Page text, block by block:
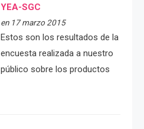
YEA-SGC
en 17 marzo 2015
Estos son los resultados de la
encuesta realizada a nuestro
público sobre los productos